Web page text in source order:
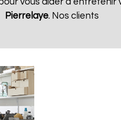
Pierrelaye. Nos clients